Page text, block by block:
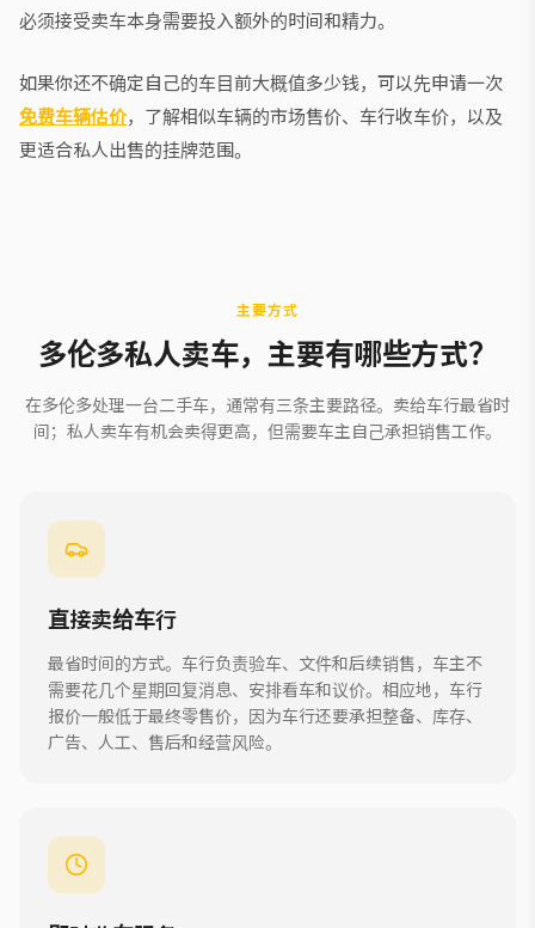
必须接受卖车本身需要投入额外的时间和精力。
如果你还不确定自己的车目前大概值多少钱，可以先申请一次
免费车辆估价，了解相似车辆的市场售价、车行收车价，以及
更适合私人出售的挂牌范围。
主要方式
多伦多私人卖车，主要有哪些方式？
在多伦多处理一台二手车，通常有三条主要路径。卖给车行最省时
间；私人卖车有机会卖得更高，但需要车主自己承担销售工作。
直接卖给车行
最省时间的方式。车行负责验车、文件和后续销售，车主不
需要花几个星期回复消息、安排看车和议价。相应地，车行
报价一般低于最终零售价，因为车行还要承担整备、库存、
广告、人工、售后和经营风险。